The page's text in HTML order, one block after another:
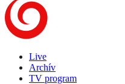
Live
Archív
TV program